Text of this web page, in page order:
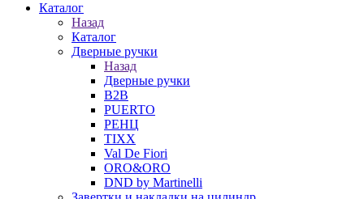
Каталог
Назад
Каталог
Дверные ручки
Назад
Дверные ручки
B2B
PUERTO
РЕНЦ
TIXX
Val De Fiori
ORO&ORO
DND by Martinelli